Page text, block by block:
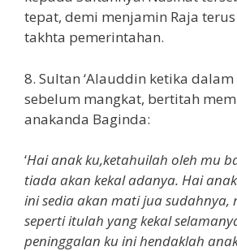
tepat, demi menjamin Raja
takhta pemerintahan.
8. Sultan ‘Alauddin ketika
sebelum mangkat, bertitah
anakanda Baginda:
‘Hai anak ku,ketahuilah oleh mu
tiada akan kekal adanya. Hai
ini sedia akan mati jua sudahnya,
seperti itulah yang kekal
peninggalan ku ini hendaklah